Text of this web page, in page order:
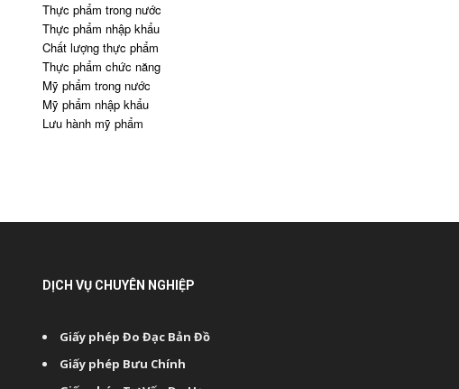
Thực phẩm trong nước
Thực phẩm nhập khẩu
Chất lượng thực phẩm
Thực phẩm chức năng
Mỹ phẩm trong nước
Mỹ phẩm nhập khẩu
Lưu hành mỹ phẩm
DỊCH VỤ CHUYÊN NGHIỆP
Giấy phép Đo Đạc Bản Đồ
Giấy phép Bưu Chính